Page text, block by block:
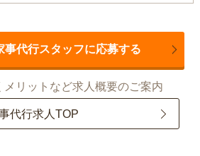
事代行スタッフに応募する
リットなど求人概要のご案内
代行求人TOP